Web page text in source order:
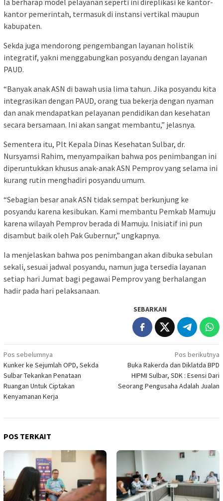
Ia berharap model pelayanan seperti ini direplikasi ke kantor-
kantor pemerintah, termasuk di instansi vertikal maupun
kabupaten.
Sekda juga mendorong pengembangan layanan holistik
integratif, yakni menggabungkan posyandu dengan layanan
PAUD.
“Banyak anak ASN di bawah usia lima tahun. Jika posyandu kita
integrasikan dengan PAUD, orang tua bekerja dengan nyaman
dan anak mendapatkan pelayanan pendidikan dan kesehatan
secara bersamaan. Ini akan sangat membantu,” jelasnya.
Sementera itu, Plt Kepala Dinas Kesehatan Sulbar, dr.
Nursyamsi Rahim, menyampaikan bahwa pos penimbangan ini
diperuntukkan khusus anak-anak ASN Pemprov yang selama ini
kurang rutin menghadiri posyandu umum.
“Sebagian besar anak ASN tidak sempat berkunjung ke
posyandu karena kesibukan. Kami membantu Pemkab Mamuju
karena wilayah Pemprov berada di Mamuju. Inisiatif ini pun
disambut baik oleh Pak Gubernur,” ungkapnya.
Ia menjelaskan bahwa pos penimbangan akan dibuka sebulan
sekali, sesuai jadwal posyandu, namun juga tersedia layanan
setiap hari Jumat bagi pegawai Pemprov yang berhalangan
hadir pada hari pelaksanaan.
SEBARKAN
Navigasi
pos
Pos sebelumnya
Kunker ke Sejumlah OPD, Sekda
Sulbar Tekankan Penataan
Ruangan Untuk Ciptakan
Kenyamanan Kerja
Pos berikutnya
Buka Rakerda dan Diklatda BPD
HIPMI Sulbar, SDK : Esensi Dari
Seorang Pengusaha Adalah Jualan
POS TERKAIT